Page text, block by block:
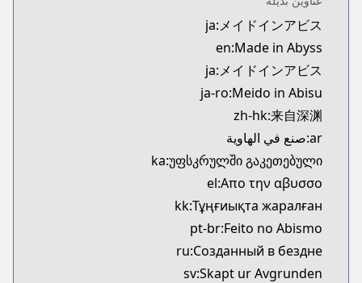
Kitsu
https://kitsu.app/manga/38449
CDJapan
CDJapan
www.cdjapan.co.jp/product/NEOBK-2625551
MangaUpdates
MangaUpdates
www.mangaupdates.com/series.html?id=86994
Book☆Walker
Book☆Walker
https://bookwalker.jp/series/17273
Official English
Official English
series/made-in-abyss
ja:メイドインアビス
en:Made in Abyss
ja:メイドインアビス
ja-ro:Meido in Abisu
zh-hk:来自深渊
ar:صنع في الهاوية
ka:უფსკრულში გაკეთებული
el:Απο την αβυσσο
kk:Тұңғиықта жаралған
pt-br:Feito no Abismo
ru:Созданный в бездне
sv:Skapt ur Avgrunden